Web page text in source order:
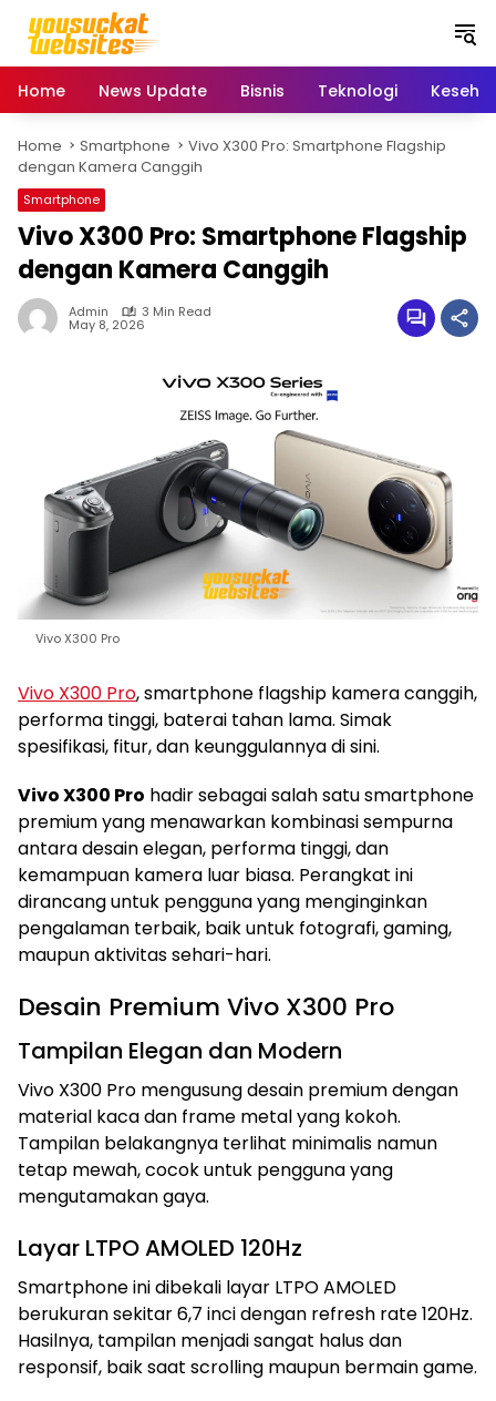
Home News Update Bisnis Teknologi
Home Smartphone
Vivo X300 Pro: Smartphone Flagship
dengan Kamera Canggih
Smartphone
Vivo X300 Pro: Smartphone Flagship
dengan Kamera Canggih
Admin 3 Min Read
May 8, 2026
Vivo X300 Pro
Vivo X300 Pro, smartphone flagship kamera canggih,
performa tinggi, baterai tahan lama. Simak
spesifikasi, fitur, dan keunggulannya di sini.
Vivo X300 Pro hadir sebagai salah satu smartphone
premium yang menawarkan kombinasi sempurna
antara desain elegan, performa tinggi, dan
kemampuan kamera luar biasa. Perangkat ini
dirancang untuk pengguna yang menginginkan
pengalaman terbaik, baik untuk fotografi, gaming,
maupun aktivitas sehari-hari.
Desain Premium Vivo X300 Pro
Tampilan Elegan dan Modern
Vivo X300 Pro mengusung desain premium dengan
material kaca dan frame metal yang kokoh.
Tampilan belakangnya terlihat minimalis namun
tetap mewah, cocok untuk pengguna yang
mengutamakan gaya.
Layar LTPO AMOLED 120Hz
Smartphone ini dibekali layar LTPO AMOLED
berukuran sekitar 6,7 inci dengan refresh rate 120Hz.
Hasilnya, tampilan menjadi sangat halus dan
responsif, baik saat scrolling maupun bermain game.